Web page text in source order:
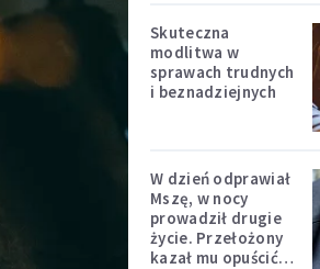
Skuteczna
modlitwa w
sprawach trudnych
i beznadziejnych
W dzień odprawiał
Mszę, w nocy
prowadził drugie
życie. Przełożony
kazał mu opuścić